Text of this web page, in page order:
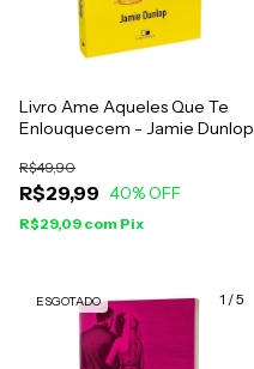
Livro Ame Aqueles Que Te
Enlouquecem - Jamie Dunlop
R$29,99
R$49,90
40% OFF
R$29,09 com Pix
1 /5
ESGOTADO